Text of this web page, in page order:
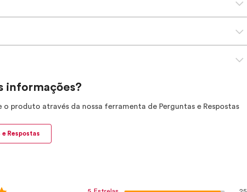
informações?
o produto através da nossa ferramenta de Perguntas e Respostas
Respostas